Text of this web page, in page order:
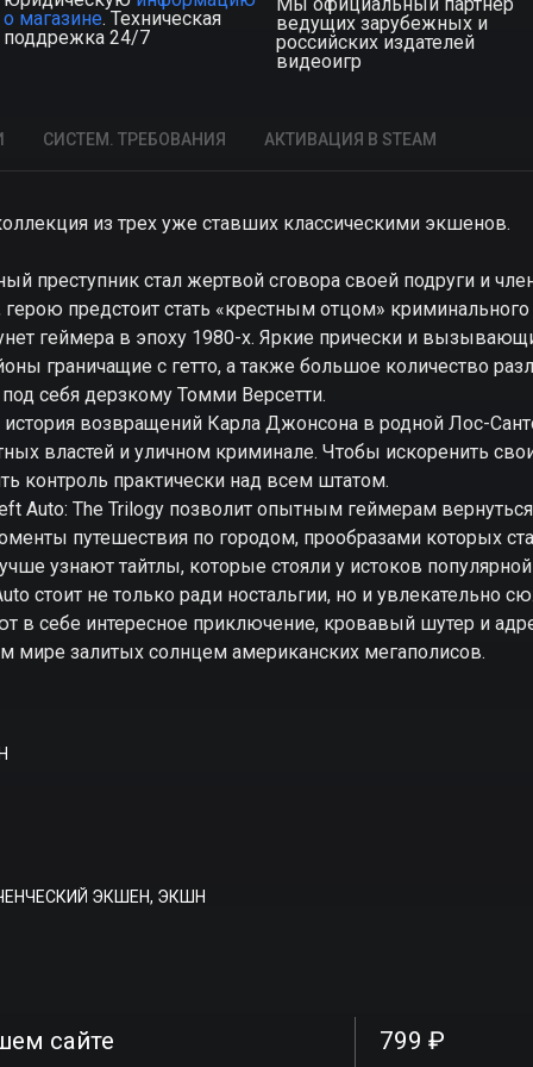
о магазине. Техническая
поддрежка 24/7
ведущих зарубежных и
российских издателей
видеоигр
СИСТЕМ. ТРЕБОВАНИЯ АКТИВАЦИЯ В STEAM
из трех уже ставших классическими экшенов.
преступник стал жертвой сговора своей подруги и
предстоит стать «крестным отцом»
геймера в эпоху 1980-х. Яркие прически и
граничащие с гетто, а также большое количество
себя дерзкому Томми Версетти.
история возвращений Карла Джонсона в родной Лос-
властей и уличном криминале. Чтобы искоренить
контроль практически над всем штатом.
Auto: The Trilogy позволит опытным геймерам
путешествия по городом, прообразами которых
узнают тайтлы, которые стояли у истоков
стоит не только ради ностальгии, но и увлекательно
в себе интересное приключение, кровавый шутер и
мире залитых солнцем американских мегаполисов.
ЭКШЕН, ЭКШН
сайте 799 ₽